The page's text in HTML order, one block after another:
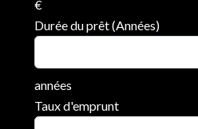
€
Durée du prêt (Années)
années
Taux d'emprunt